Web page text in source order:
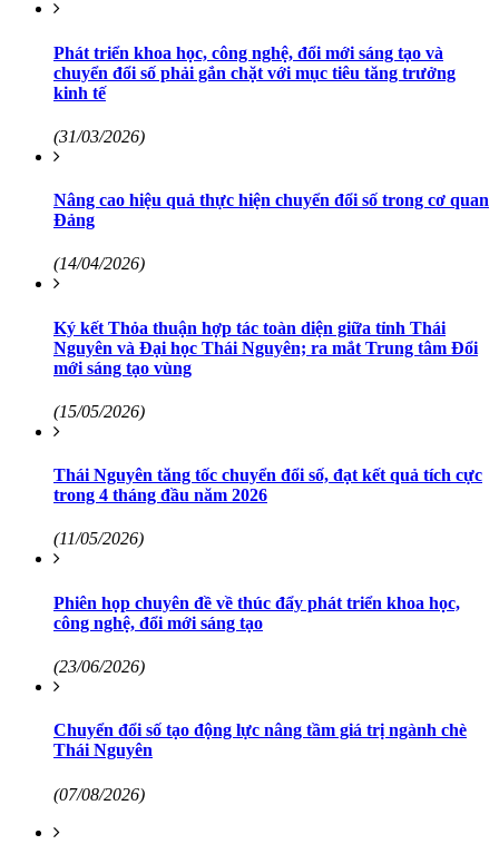
Phát triển khoa học, công nghệ, đổi mới sáng tạo và
chuyển đổi số phải gắn chặt với mục tiêu tăng trưởng
kinh tế
(31/03/2026)
Nâng cao hiệu quả thực hiện chuyển đổi số trong cơ quan
Đảng
(14/04/2026)
Ký kết Thỏa thuận hợp tác toàn diện giữa tỉnh Thái
Nguyên và Đại học Thái Nguyên; ra mắt Trung tâm Đổi
mới sáng tạo vùng
(15/05/2026)
Thái Nguyên tăng tốc chuyển đổi số, đạt kết quả tích cực
trong 4 tháng đầu năm 2026
(11/05/2026)
Phiên họp chuyên đề về thúc đẩy phát triển khoa học,
công nghệ, đổi mới sáng tạo
(23/06/2026)
Chuyển đổi số tạo động lực nâng tầm giá trị ngành chè
Thái Nguyên
(07/08/2026)